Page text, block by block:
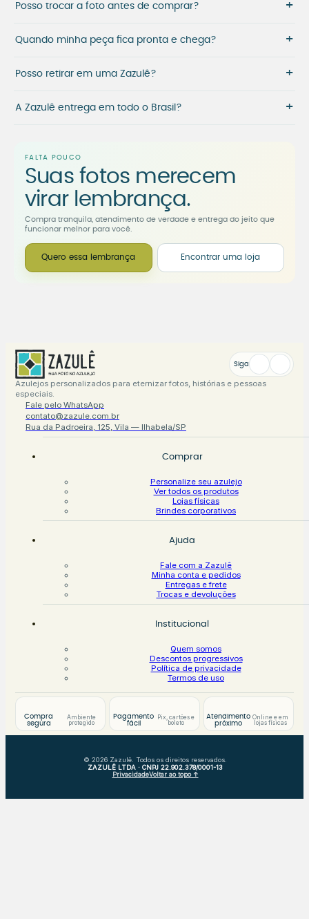
Posso trocar a foto antes de comprar? +
Quando minha peça fica pronta e chega? +
Posso retirar em uma Zazulê? +
A Zazulê entrega em todo o Brasil? +
FALTA POUCO
Suas fotos merecem
virar lembrança.
Compra tranquila, atendimento de verdade e entrega do jeito que
funcionar melhor para você.
Quero essa lembrança Encontrar uma loja
Siga
Azulejos personalizados para eternizar fotos, histórias e pessoas
especiais.
Fale pelo WhatsApp
contato@zazule.com.br
Rua da Padroeira, 125, Vila — Ilhabela/SP
Comprar
Personalize seu azulejo
Ver todos os produtos
Lojas físicas
Brindes corporativos
Ajuda
Fale com a Zazulê
Minha conta e pedidos
Entregas e frete
Trocas e devoluções
Institucional
Quem somos
Descontos progressivos
Política de privacidade
Termos de uso
Compra
segura
Ambiente
protegido
Pagamento
fácil
Pix, cartões e
boleto
Atendimento
próximo
Online e em
lojas físicas
© 2026 Zazulê. Todos os direitos reservados.
ZAZULÊ LTDA · CNPJ 22.902.378/0001-13
PrivacidadeVoltar ao topo ↑